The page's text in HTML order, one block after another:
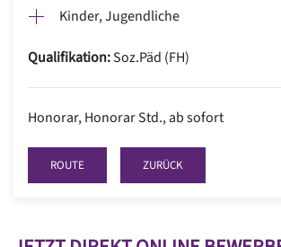
Kinder, Jugendliche
Qualifikation:Soz.Päd (FH)
Honorar,Honorar Std.,ab sofort
ROUTE ZURÜCK